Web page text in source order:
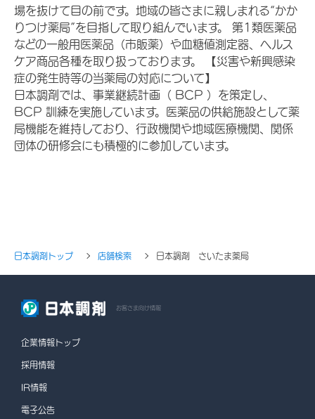
場を抜けて目の前です。地域の皆さまに親しまれる“かか
りつけ薬局”を目指して取り組んでいます。 第1類医薬品
などの一般用医薬品（市販薬）や血糖値測定器、ヘルス
ケア商品各種を取り扱っております。 【災害や新興感染
症の発生時等の当薬局の対応について】
日本調剤では、事業継続計画（ BCP ）を策定し、
BCP 訓練を実施しています。医薬品の供給施設として薬
局機能を維持しており、行政機関や地域医療機関、関係
団体の研修会にも積極的に参加しています。
日本調剤トップ 店舗検索 日本調剤 さいたま薬局
お客さま向け情報
企業情報トップ
採用情報
IR情報
電子公告